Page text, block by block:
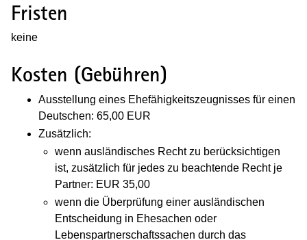
Fristen
keine
Kosten (Gebühren)
Ausstellung eines Ehefähigkeitszeugnisses für einen
Deutschen: 65,00 EUR
Zusätzlich:
wenn ausländisches Recht zu berücksichtigen
ist, zusätzlich für jedes zu beachtende Recht je
Partner: EUR 35,00
wenn die Überprüfung einer ausländischen
Entscheidung in Ehesachen oder
Lebenspartnerschaftssachen durch das